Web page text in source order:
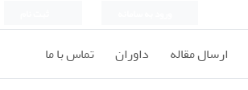
ارسال مقاله داوران تماس با ما